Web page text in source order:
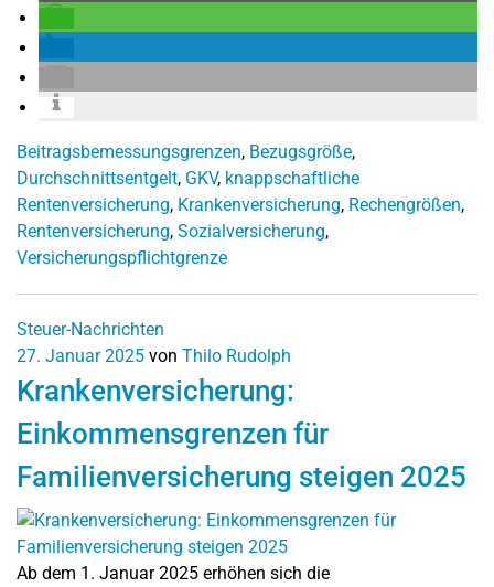
Beitragsbemessungsgrenzen, Bezugsgröße,
Durchschnittsentgelt, GKV, knappschaftliche
Rentenversicherung, Krankenversicherung, Rechengrößen,
Rentenversicherung, Sozialversicherung,
Versicherungspflichtgrenze
Steuer-Nachrichten
27. Januar 2025 von Thilo Rudolph
Krankenversicherung:
Einkommensgrenzen für
Familienversicherung steigen 2025
Ab dem 1. Januar 2025 erhöhen sich die